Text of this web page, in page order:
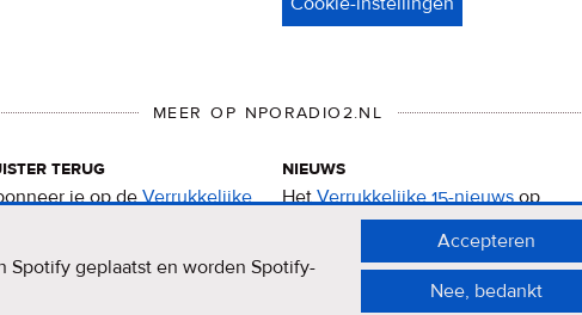
&
MEER OP NPORADIO2.NL
terug
je op deVerrukkelijke
nieuws
HetVerrukkelijke 15-nieuwsop
de NPO Radio 2-website.
geplaatst en worden Spotify-
Accepteren
Nee, bedankt